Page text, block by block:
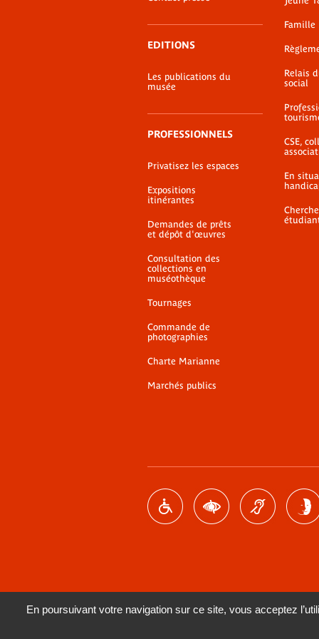
EDITIONS
Les publications du
musée
PROFESSIONNELS
Privatisez les espaces
Expositions
itinérantes
Demandes de prêts
et dépôt d'œuvres
Consultation des
collections en
muséothèque
Tournages
Commande de
photographies
Charte Marianne
Marchés publics
Famille
Relais
social
CSE,
En
En poursuivant votre navigation sur ce site, vous acceptez